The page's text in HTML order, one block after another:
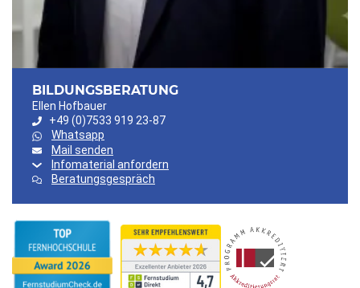
BILDUNGSBERATUNG
Ellen Hofbauer
+49 (0)7533 919 23-87
Whatsapp
Mail senden
Infomaterial anfordern
Beratungsgespräch